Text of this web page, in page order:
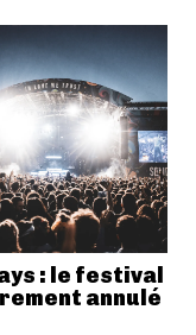
: le festival
annulé